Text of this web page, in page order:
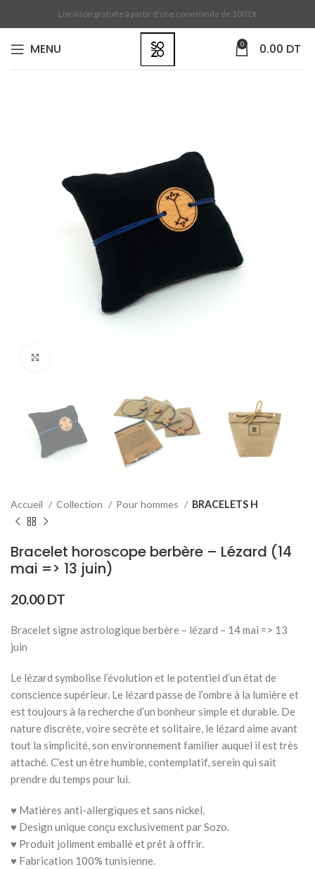
Livraison gratuite à partir d'une commande de 100 Dt
MENU 0 0.00 DT
Accueil Collection Pour hommes BRACELETS H
Bracelet horoscope berbère – Lézard (14
mai => 13 juin)
20.00DT
Bracelet signe astrologique berbère – lézard – 14 mai => 13
juin
Le lézard symbolise l’évolution et le potentiel d’un état de
conscience supérieur. Le lézard passe de l’ombre à la lumière et
est toujours à la recherche d’un bonheur simple et durable. De
nature discrète, voire secrète et solitaire, le lézard aime avant
tout la simplicité, son environnement familier auquel il est très
attaché. C’est un être humble, contemplatif, serein qui sait
prendre du temps pour lui.
♥ Matières anti-allergiques et sans nickel.
♥ Design unique conçu exclusivement par Sozo.
♥ Produit joliment emballé et prêt à offrir.
♥ Fabrication 100% tunisienne.